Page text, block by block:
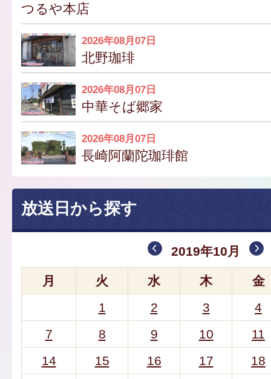
つるや本店
2026年08月07日
北野珈琲
2026年08月07日
中華そば郷家
2026年08月07日
長崎阿蘭陀珈琲館
放送日から探す
2019年10月
月 火 水 木
金
1
2 3
4
7
8 9 10
11
14
15 16 17
18